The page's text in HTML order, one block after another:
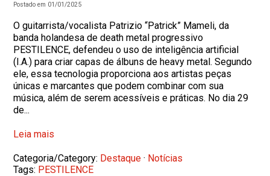
Postado em 01/01/2025
O guitarrista/vocalista Patrizio “Patrick” Mameli, da
banda holandesa de death metal progressivo
PESTILENCE, defendeu o uso de inteligência artificial
(I.A.) para criar capas de álbuns de heavy metal. Segundo
ele, essa tecnologia proporciona aos artistas peças
únicas e marcantes que podem combinar com sua
música, além de serem acessíveis e práticas. No dia 29
de...
Leia mais
Categoria/Category: Destaque · Notícias
Tags: PESTILENCE